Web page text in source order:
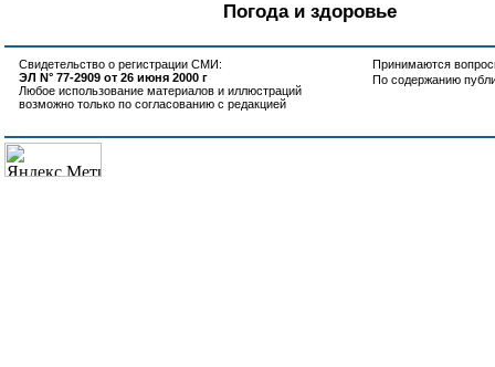
Погода и здоровье
Свидетельство о регистрации СМИ:
ЭЛ N° 77-2909 от 26 июня 2000 г
Любое использование материалов и иллюстраций
возможно только по согласованию с редакцией
Принимаются
По содержанию